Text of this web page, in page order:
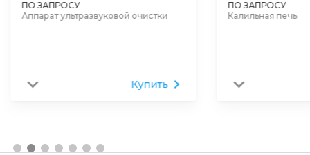
ПО ЗАПРОСУ
Калильная печь
Купить
ПО ЗАПРОСУ
Вакуумная печь